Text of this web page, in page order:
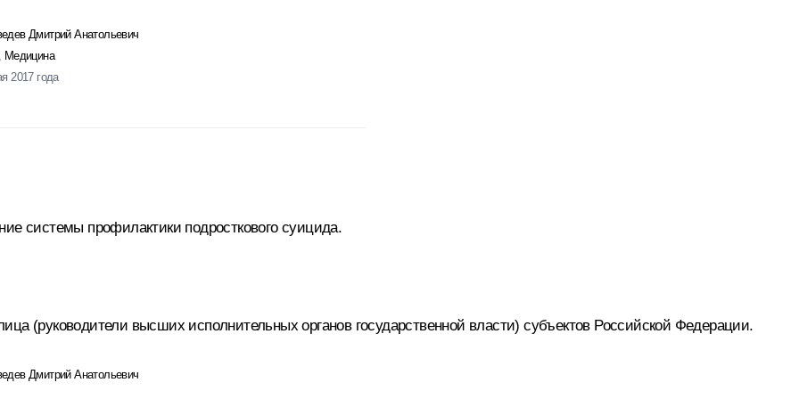
Дмитрий Анатольевич
Медицина
2017 года
системы профилактики подросткового суицида.
(руководители высших исполнительных органов государственной власти) субъектов Российской Федерации.
Дмитрий Анатольевич